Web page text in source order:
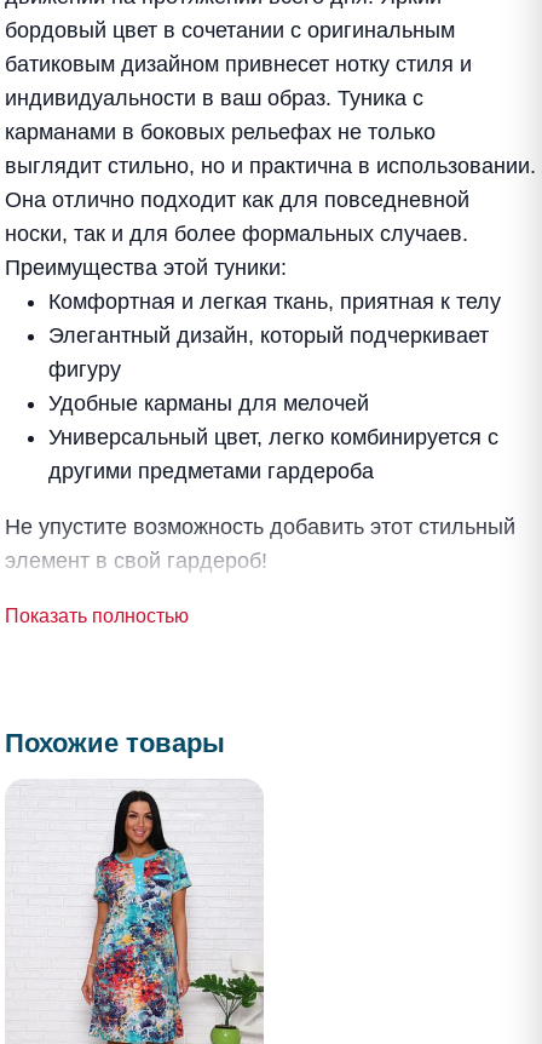
бордовый цвет в сочетании с оригинальным
батиковым дизайном привнесет нотку стиля и
индивидуальности в ваш образ. Туника с
карманами в боковых рельефах не только
выглядит стильно, но и практична в использовании.
Она отлично подходит как для повседневной
носки, так и для более формальных случаев.
Преимущества этой туники:
Комфортная и легкая ткань, приятная к телу
Элегантный дизайн, который подчеркивает
фигуру
Удобные карманы для мелочей
Универсальный цвет, легко комбинируется с
другими предметами гардероба
Не упустите возможность добавить этот стильный
элемент в свой гардероб!
Показать полностью
Похожие товары